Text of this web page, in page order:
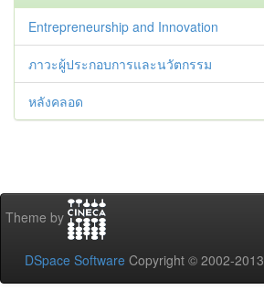
Entrepreneurship and Innovation
ภาวะผู้ประกอบการและนวัตกรรม
หลังคลอด
Theme by
DSpace Software Copyright © 2002-2013